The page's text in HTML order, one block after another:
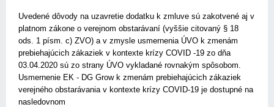
Uvedené dôvody na uzavretie dodatku k zmluve sú zakotvené aj v
platnom zákone o verejnom obstarávaní (vyššie citovaný § 18
ods. 1 písm. c) ZVO) a v zmysle usmernenia ÚVO k zmenám
prebiehajúcich zákaziek v kontexte krízy COVID -19 zo dňa
03.04.2020 sú zo strany ÚVO vykladané rovnakým spôsobom.
Usmernenie EK - DG Grow k zmenám prebiehajúcich zákaziek
verejného obstarávania v kontexte krízy COVID-19 je dostupné na
nasledovnom